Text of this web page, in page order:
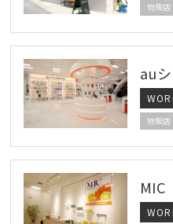
物販店
au
物販店
MIC